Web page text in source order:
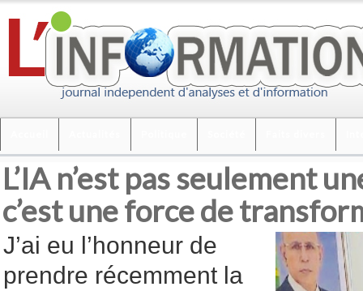
L’IA n’est pas seulement
c’est une force de
J’ai eu l’honneur de
prendre récemment la